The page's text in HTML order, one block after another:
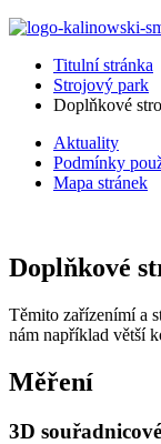
Titulní stránka
Strojový park
Doplňkové
Aktuality
Podmínky
Mapa stránek
Doplňkové
Těmito zařízenímí a
nám například větší
Měření
3D